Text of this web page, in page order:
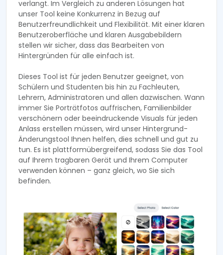
verlangt. Im Vergleich zu anderen Lösungen hat
unser Tool keine Konkurrenz in Bezug auf
Benutzerfreundlichkeit und Flexibilität. Mit einer klaren
Benutzeroberfläche und klaren Ausgabebildern
stellen wir sicher, dass das Bearbeiten von
Hintergründen für alle einfach ist.
Dieses Tool ist für jeden Benutzer geeignet, von
Schülern und Studenten bis hin zu Fachleuten,
Lehrern, Administratoren und allen dazwischen. Wann
immer Sie Porträtfotos auffrischen, Familienbilder
verschönern oder beeindruckende Visuals für jeden
Anlass erstellen müssen, wird unser Hintergrund-
Änderungstool Ihnen helfen, dies schnell und gut zu
tun. Es ist plattformübergreifend, sodass Sie das Tool
auf Ihrem tragbaren Gerät und Ihrem Computer
verwenden können – ganz gleich, wo Sie sich
befinden.